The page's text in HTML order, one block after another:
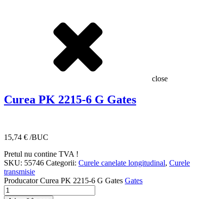
close
Curea PK 2215-6 G Gates
15,74 € /BUC
Pretul nu contine TVA !
SKU: 55746 Categorii: Curele canelate longitudinal, Curele
transmisie
ProducatorCurea PK 2215-6 G Gates Gates
Cantitate